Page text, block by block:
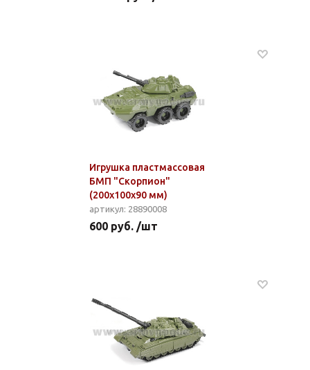
Игрушка пластмассовая
БМП "Скорпион"
(200x100x90 мм)
артикул: 28890008
600 руб. /шт